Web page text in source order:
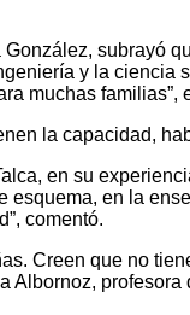
subrayó
y la
muchas familias”,
la capacidad,
en su
en la
comentó.
Creen que no